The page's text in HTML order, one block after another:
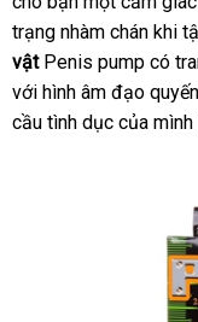
trạng nhàm chán khi
vậtPenis pump có
với hình âm đạo
cầu tình dục chiết
của mình